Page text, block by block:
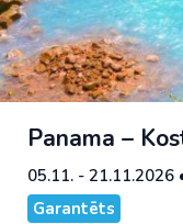
Panama –
05.11. - 21.11.2026
Garantēts